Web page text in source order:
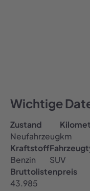
Wichtige
Zustand
Neufahrzeugkm
Kraftstoff
Benzin
SUV
Bruttolistenpreis
43.985